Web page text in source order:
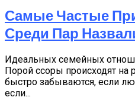
Самые Частые
Среди Пар
Идеальных семейных
Порой ссоры происходят на
быстро забываются, если
если...